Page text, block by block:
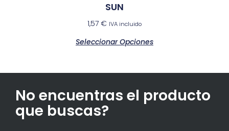
SUN
1,57 € IVA incluido
Seleccionar Opciones
No encuentras el producto
que buscas?